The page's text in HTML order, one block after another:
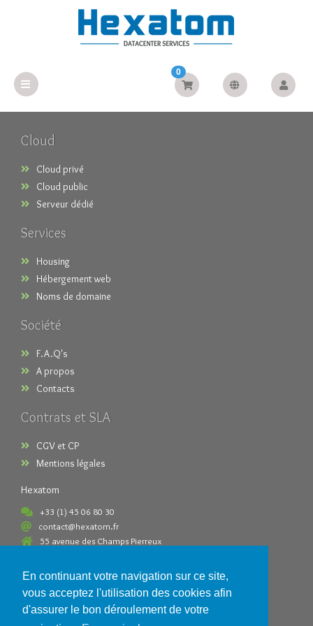
En continuant votre navigation sur ce site,
vous acceptez l'utilisation des cookies afin
d'assurer le bon déroulement de votre
0
Cloud
Cloud privé
Cloud public
Serveur dédié
Services
Housing
Hébergement web
Noms de domaine
Société
F.A.Q's
A propos
Contacts
Contrats et SLA
CGV et CP
Mentions légales
Hexatom
+33 (1) 45 06 80 30
contact@hexatom.fr
55 avenue des Champs Pierreux
Paiements acceptés